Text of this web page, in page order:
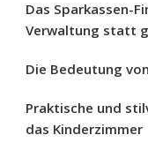
Das Sparkassen-
Verwaltung statt
Die Bedeutung
Praktische und
das Kinderzimmer